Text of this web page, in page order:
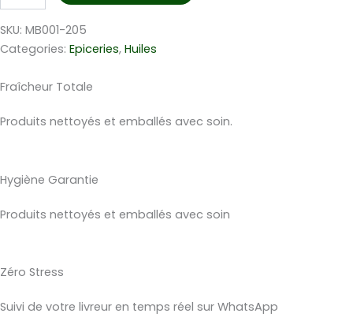
de
palm
Azur
1L
SKU: MB001-205
Categories: Epiceries, Huiles
Fraîcheur Totale
Produits nettoyés et emballés avec soin.
Hygiène Garantie
Produits nettoyés et emballés avec soin
Zéro Stress
Suivi de votre livreur en temps réel sur WhatsApp